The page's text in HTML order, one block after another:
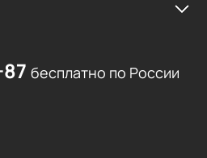
бесплатно по России